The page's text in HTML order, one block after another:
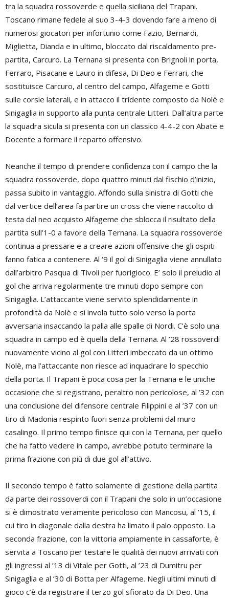
tra la squadra rossoverde e quella siciliana del Trapani.
Toscano rimane fedele al suo 3-4-3 dovendo fare a meno di
numerosi giocatori per infortunio come Fazio, Bernardi,
Miglietta, Dianda e in ultimo, bloccato dal riscaldamento pre-
partita, Carcuro. La Ternana si presenta con Brignoli in porta,
Ferraro, Pisacane e Lauro in difesa, Di Deo e Ferrari, che
sostituisce Carcuro, al centro del campo, Alfageme e Gotti
sulle corsie laterali, e in attacco il tridente composto da Nolè e
Sinigaglia in supporto alla punta centrale Litteri. Dall’altra parte
la squadra sicula si presenta con un classico 4-4-2 con Abate e
Docente a formare il reparto offensivo.
Neanche il tempo di prendere confidenza con il campo che la
squadra rossoverde, dopo quattro minuti dal fischio d’inizio,
passa subito in vantaggio. Affondo sulla sinistra di Gotti che
dal vertice dell’area fa partire un cross che viene raccolto di
testa dal neo acquisto Alfageme che sblocca il risultato della
partita sull’1-0 a favore della Ternana. La squadra rossoverde
continua a pressare e a creare azioni offensive che gli ospiti
fanno fatica a contenere. Al ‘9 il gol di Sinigaglia viene annullato
dall’arbitro Pasqua di Tivoli per fuorigioco. E’ solo il preludio al
gol che arriva regolarmente tre minuti dopo sempre con
Sinigaglia. L’attaccante viene servito splendidamente in
profondità da Nolè e si invola tutto solo verso la porta
avversaria insaccando la palla alle spalle di Nordi. C’è solo una
squadra in campo ed è quella della Ternana. Al ’28 rossoverdi
nuovamente vicino al gol con Litteri imbeccato da un ottimo
Nolè, ma l’attaccante non riesce ad inquadrare lo specchio
della porta. Il Trapani è poca cosa per la Ternana e le uniche
occasione che si registrano, peraltro non pericolose, al ’32 con
una conclusione del difensore centrale Filippini e al ’37 con un
tiro di Madonia respinto fuori senza problemi dal muro
casalingo. Il primo tempo finisce qui con la Ternana, per quello
che ha fatto vedere in campo, avrebbe potuto terminare la
prima frazione con più di due gol all’attivo.
Il secondo tempo è fatto solamente di gestione della partita
da parte dei rossoverdi con il Trapani che solo in un’occasione
si è dimostrato veramente pericoloso con Mancosu, al ’15, il
cui tiro in diagonale dalla destra ha limato il palo opposto. La
seconda frazione, con la vittoria ampiamente in cassaforte, è
servita a Toscano per testare le qualità dei nuovi arrivati con
gli ingressi al ’13 di Vitale per Gotti, al ’23 di Dumitru per
Sinigaglia e al ’30 di Botta per Alfageme. Negli ultimi minuti di
gioco c’è da registrare il terzo gol sfiorato da Di Deo. Una